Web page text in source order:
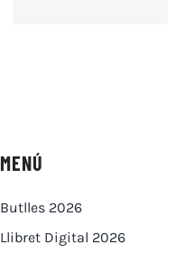
MENÚ
Butlles 2026
Llibret Digital 2026